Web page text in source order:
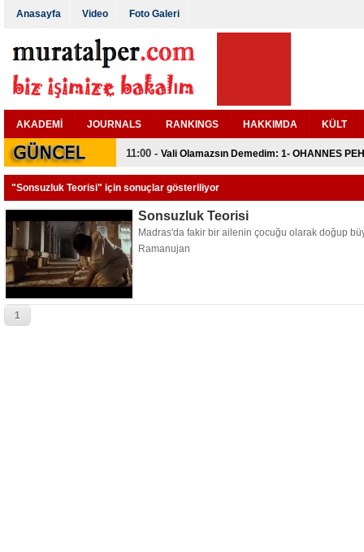
Anasayfa Video Foto Galeri
AKADEMİ JOURNALS RANKINGS HAKKIMDA KÜLT
11:00 - Vali Olamazsın Demedim: 1- OHANNES
"Sonsuzluk Teorisi" için sonuçlar gösteriliyor
Sonsuzluk Teorisi
Madras'da fakir bir ailenin çocuğu olarak doğup
Ramanujan
1